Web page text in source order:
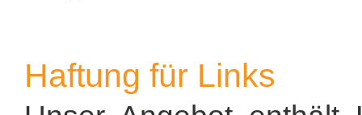
Haftung für Links